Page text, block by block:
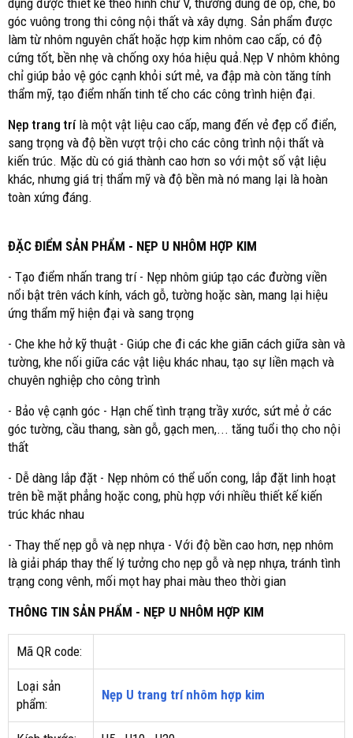
dụng được thiết kế theo hình chữ V, thường dùng để ốp, che, bo
góc vuông trong thi công nội thất và xây dựng. Sản phẩm được
làm từ nhôm nguyên chất hoặc hợp kim nhôm cao cấp, có độ
cứng tốt, bền nhẹ và chống oxy hóa hiệu quả.Nẹp V nhôm không
chỉ giúp bảo vệ góc cạnh khỏi sứt mẻ, va đập mà còn tăng tính
thẩm mỹ, tạo điểm nhấn tinh tế cho các công trình hiện đại.
Nẹp trang trílà một vật liệu cao cấp, mang đến vẻ đẹp cổ điển,
sang trọng và độ bền vượt trội cho các công trình nội thất và
kiến trúc. Mặc dù có giá thành cao hơn so với một số vật liệu
khác, nhưng giá trị thẩm mỹ và độ bền mà nó mang lại là hoàn
toàn xứng đáng.
ĐẶC ĐIỂM SẢN PHẨM - NẸP U NHÔM HỢP KIM
- Tạo điểm nhấn trang trí - Nẹp nhôm giúp tạo các đường viền
nổi bật trên vách kính, vách gỗ, tường hoặc sàn, mang lại hiệu
ứng thẩm mỹ hiện đại và sang trọng
- Che khe hở kỹ thuật - Giúp che đi các khe giãn cách giữa sàn và
tường, khe nối giữa các vật liệu khác nhau, tạo sự liền mạch và
chuyên nghiệp cho công trình
- Bảo vệ cạnh góc - Hạn chế tình trạng trầy xước, sứt mẻ ở các
góc tường, cầu thang, sàn gỗ, gạch men,... tăng tuổi thọ cho nội
thất
- Dễ dàng lắp đặt - Nẹp nhôm có thể uốn cong, lắp đặt linh hoạt
trên bề mặt phẳng hoặc cong, phù hợp với nhiều thiết kế kiến
trúc khác nhau
- Thay thế nẹp gỗ và nẹp nhựa - Với độ bền cao hơn, nẹp nhôm
là giải pháp thay thế lý tưởng cho nẹp gỗ và nẹp nhựa, tránh tình
trạng cong vênh, mối mọt hay phai màu theo thời gian
THÔNG TIN SẢN PHẨM - NẸP U NHÔM HỢP KIM
Mã QR code:
Loại sản
phẩm:
Nẹp U trang trí nhôm hợp kim